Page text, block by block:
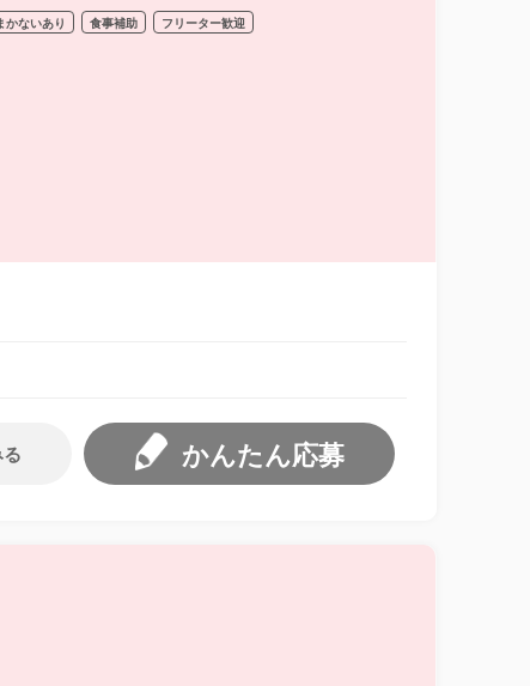
かないあり 食事補助 フリーター歓迎
かんたん応募